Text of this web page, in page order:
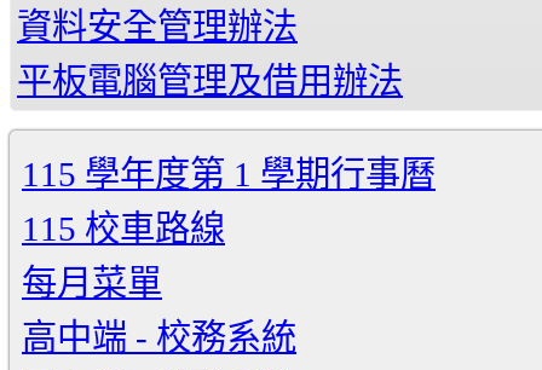
資料安全管理辦法
平板電腦管理及借用辦法
115 學年度第 1 學期行事曆
115 校車路線
每月菜單
高中端 - 校務系統